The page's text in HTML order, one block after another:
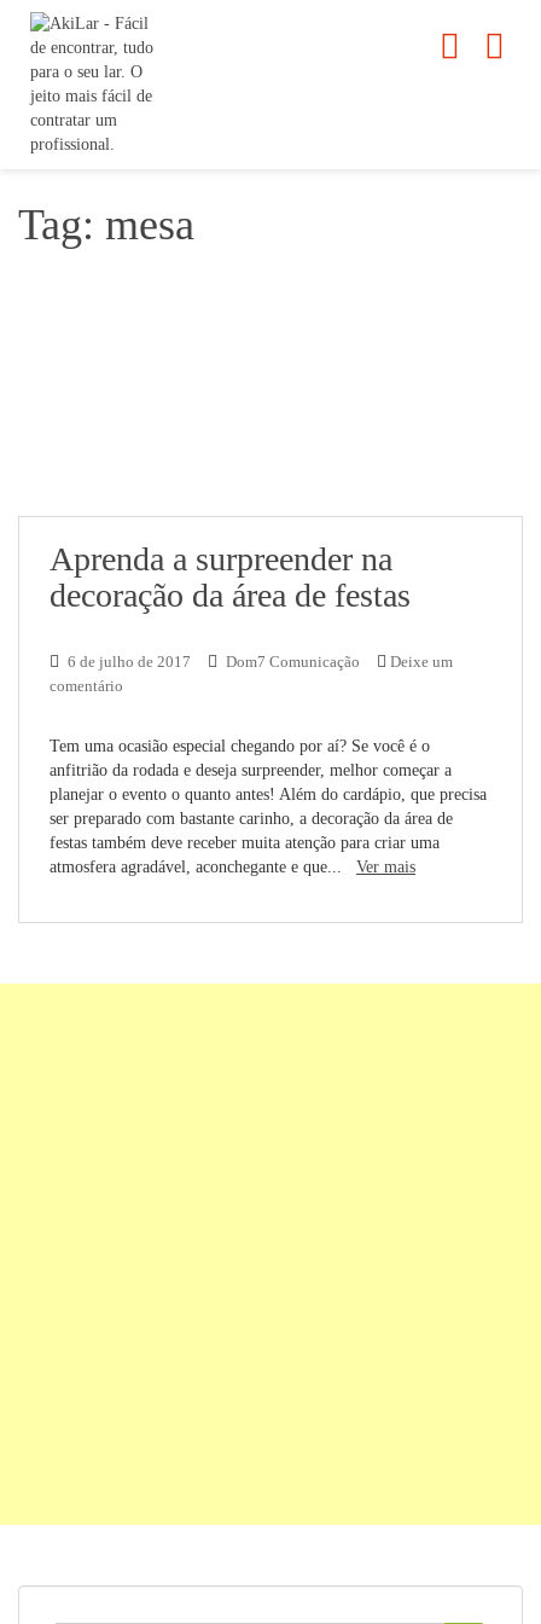
Tag: mesa
Aprenda a surpreender na
decoração da área de festas
6 de julho de 2017 Dom7 Comunicação
Deixe um
comentário
Tem uma ocasião especial chegando por aí? Se você é o
anfitrião da rodada e deseja surpreender, melhor começar a
planejar o evento o quanto antes! Além do cardápio, que precisa
ser preparado com bastante carinho, a decoração da área de
festas também deve receber muita atenção para criar uma
atmosfera agradável, aconchegante e que... Ver mais